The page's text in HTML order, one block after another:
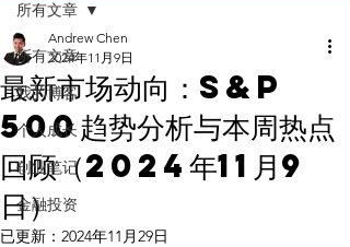
所有文章
我的博客
个人成长
创业笔记
金融投资
所有文章
最新市场动向：S&P
500趋势分析与本周热点
回顾（2024年11月9
日）
Andrew Chen
2024年11月9日
已更新： 2024年11月29日